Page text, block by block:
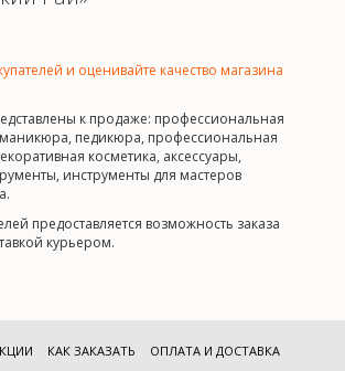
к продаже: профессиональная
маникюра, педикюра, профессиональная
косметика, аксессуары,
инструменты для мастеров
предоставляется возможность заказа
курьером.
КАК ЗАКАЗАТЬ ОПЛАТА И ДОСТАВКА